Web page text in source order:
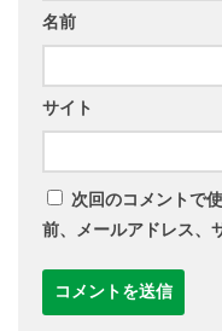
名前
サイト
次回のコメントで
前、メールアドレス、